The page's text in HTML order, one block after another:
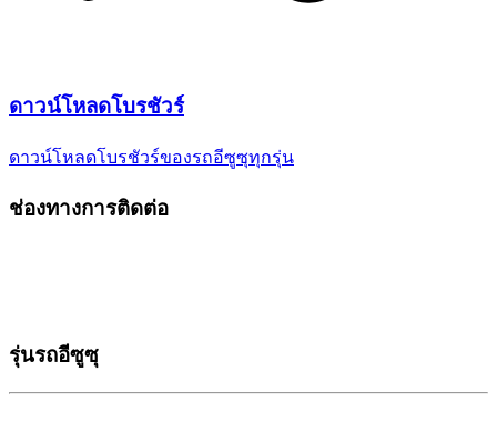
ดาวน์โหลดโบรชัวร์
ดาวน์โหลดโบรชัวร์ของรถอีซูซุทุกรุ่น
ช่องทางการติดต่อ
รุ่นรถอีซูซุ